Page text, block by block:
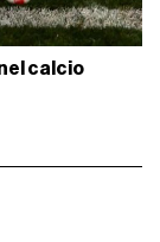
calcio